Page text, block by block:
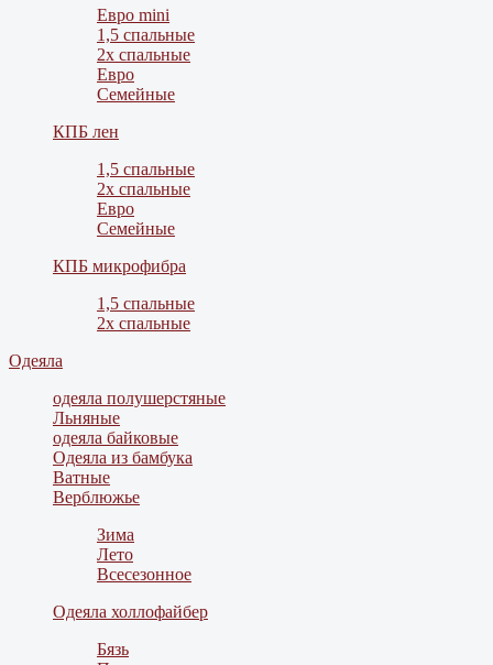
Евро mini
1,5 спальные
2х спальные
Евро
Семейные
КПБ лен
1,5 спальные
2х спальные
Евро
Семейные
КПБ микрофибра
1,5 спальные
2х спальные
Одеяла
одеяла полушерстяные
Льняные
одеяла байковые
Одеяла из бамбука
Ватные
Верблюжье
Зима
Лето
Всесезонное
Одеяла холлофайбер
Бязь